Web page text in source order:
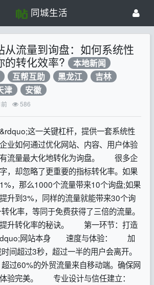
同城生活
从流量到询盘：如何系统性
的转化效率? 本地新闻
互帮互助 黑龙江
吉林
津 安徽
586
这一关键杠杆，提供一套系统性
业如何通过优化网站、内容、用户体验
有流量最大化地转化为询盘。 很多企
，却忽略了更重要的指标转化率。如果
，那么1000个流量带来10个询盘;如果
升到3%，同样的流量就能带来30个询
化率，等同于免费获得了三倍的流量。
提升转化率的秘诀。 第一环节：打造
网站本身 速度与体验： 加
间超过3秒，超过一半的用户会离开。
60%的外贸流量来自移动端。确保网
体验完美。 专业设计与信任建立：